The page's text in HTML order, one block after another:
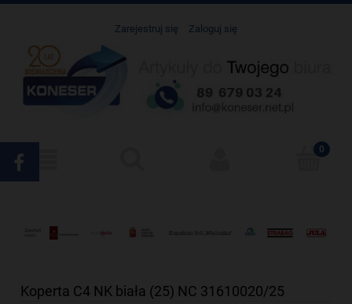
Zarejestruj się Zaloguj się
Koperta C4 NK biała (25) NC 31610020/25